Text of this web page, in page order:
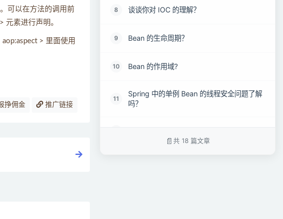
可以在方法的调用前
元素进行声明。
> 里面使用
挣佣金 推广链接
8 谈谈你对 IOC 的理解？
9 Bean 的生命周期？
10 Bean 的作用域?
11
Spring 中的单例 Bean 的线程安全问题了解
吗？
共 18 篇文章